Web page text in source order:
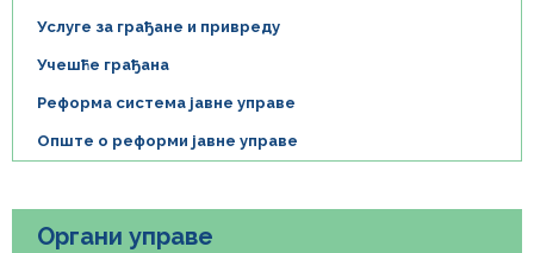
Услуге за грађане и привреду
Учешће грађана
Реформа система јавне управе
Опште о реформи јавне управе
Органи управе